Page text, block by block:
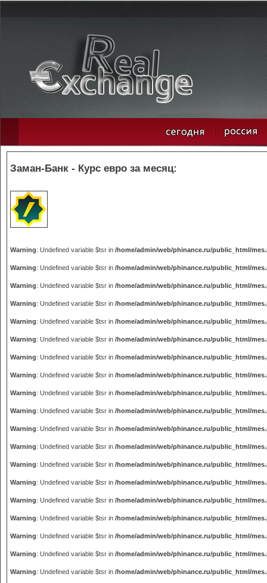
Заман-Банк - Курс евро за месяц:
Warning: Undefined variable $tsr in /home/admin/web/phinance.ru/public_html/
Warning: Undefined variable $tsr in /home/admin/web/phinance.ru/public_html/
Warning: Undefined variable $tsr in /home/admin/web/phinance.ru/public_html/
Warning: Undefined variable $tsr in /home/admin/web/phinance.ru/public_html/
Warning: Undefined variable $tsr in /home/admin/web/phinance.ru/public_html/
Warning: Undefined variable $tsr in /home/admin/web/phinance.ru/public_html/
Warning: Undefined variable $tsr in /home/admin/web/phinance.ru/public_html/
Warning: Undefined variable $tsr in /home/admin/web/phinance.ru/public_html/
Warning: Undefined variable $tsr in /home/admin/web/phinance.ru/public_html/
Warning: Undefined variable $tsr in /home/admin/web/phinance.ru/public_html/
Warning: Undefined variable $tsr in /home/admin/web/phinance.ru/public_html/
Warning: Undefined variable $tsr in /home/admin/web/phinance.ru/public_html/
Warning: Undefined variable $tsr in /home/admin/web/phinance.ru/public_html/
Warning: Undefined variable $tsr in /home/admin/web/phinance.ru/public_html/
Warning: Undefined variable $tsr in /home/admin/web/phinance.ru/public_html/
Warning: Undefined variable $tsr in /home/admin/web/phinance.ru/public_html/
Warning: Undefined variable $tsr in /home/admin/web/phinance.ru/public_html/
Warning: Undefined variable $tsr in /home/admin/web/phinance.ru/public_html/
Warning: Undefined variable $tsr in /home/admin/web/phinance.ru/public_html/